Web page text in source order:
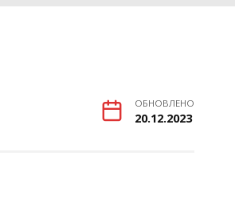
ОБНОВЛЕНО
20.12.2023